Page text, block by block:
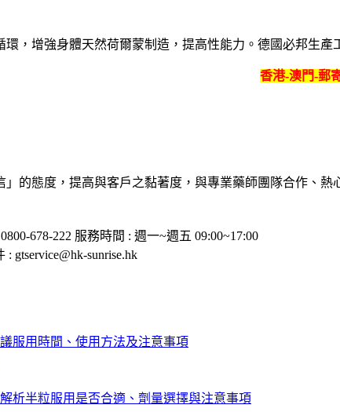
，增強身體天然荷爾蒙制造，提高性能力。德國必邦生
香港-澳門-郵
的態度，提高與客戶之黏著度，與專業藥師團隊合作、
678-222 服務時間 : 週一~週五 09:00~17:00
: gtservice@hk-sunrise.hk
服用時間、使用方法及注意事項
析半粒服用是否合適、劑量選擇與注意事項